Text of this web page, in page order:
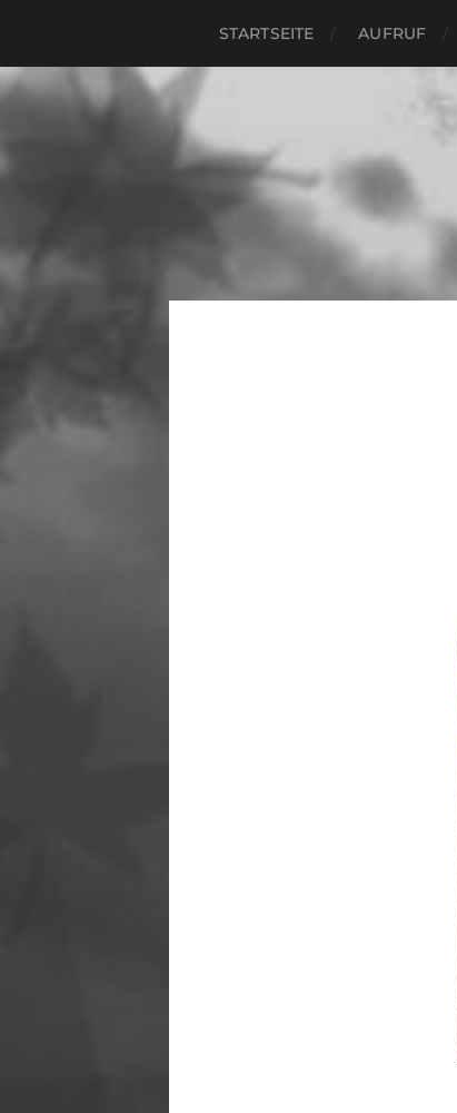
STARTSEITE AUFRUF